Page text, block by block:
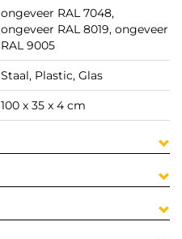
ongeveer RAL 7048,
ongeveer RAL 8019, ongeveer
RAL 9005
Staal, Plastic, Glas
100 x 35 x 4 cm